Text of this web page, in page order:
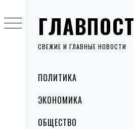
ГЛАВПОСТ
СВЕЖИЕ И ГЛАВНЫЕ НОВОСТИ
MenuПОЛИТИКА
ЭКОНОМИКА
ОБЩЕСТВО
to
content